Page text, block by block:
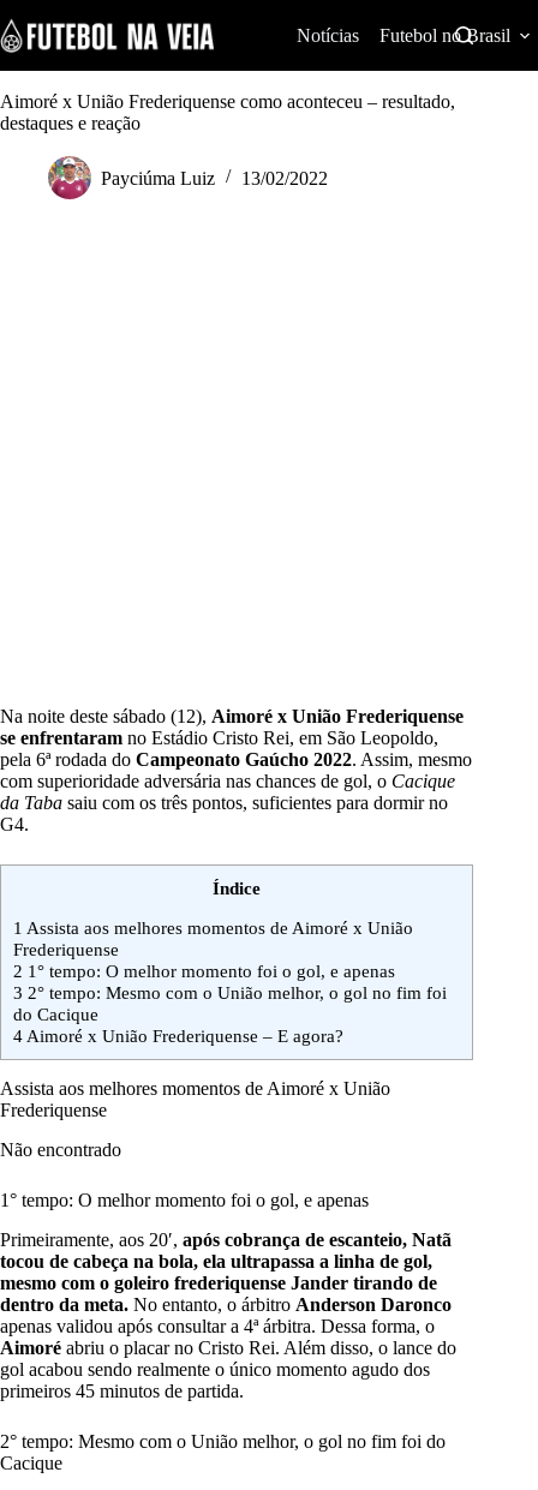
k
i
p
o
Notícias Futebol no Brasil
Aimoré x União Frederiquense como aconteceu – resultado,
destaques e reação
Payciúma Luiz 13/02/2022
Na noite deste sábado (12), Aimoré x União Frederiquense
se enfrentaram no Estádio Cristo Rei, em São Leopoldo,
pela 6ª rodada do Campeonato Gaúcho 2022. Assim, mesmo
com superioridade adversária nas chances de gol, o Cacique
da Taba saiu com os três pontos, suficientes para dormir no
G4.
Índice
1 Assista aos melhores momentos de Aimoré x União
Frederiquense
2 1° tempo: O melhor momento foi o gol, e apenas
3 2° tempo: Mesmo com o União melhor, o gol no fim foi
do Cacique
4Aimoré x União Frederiquense – E agora?
Assista aos melhores momentos de Aimoré x União
Frederiquense
Não encontrado
1° tempo: O melhor momento foi o gol, e apenas
Primeiramente, aos 20′, após cobrança de escanteio, Natã
tocou de cabeça na bola, ela ultrapassa a linha de gol,
mesmo com o goleiro frederiquense Jander tirando de
dentro da meta. No entanto, o árbitro Anderson Daronco
apenas validou após consultar a 4ª árbitra. Dessa forma, o
Aimoré abriu o placar no Cristo Rei. Além disso, o lance do
gol acabou sendo realmente o único momento agudo dos
primeiros 45 minutos de partida.
2° tempo: Mesmo com o União melhor, o gol no fim foi do
Cacique